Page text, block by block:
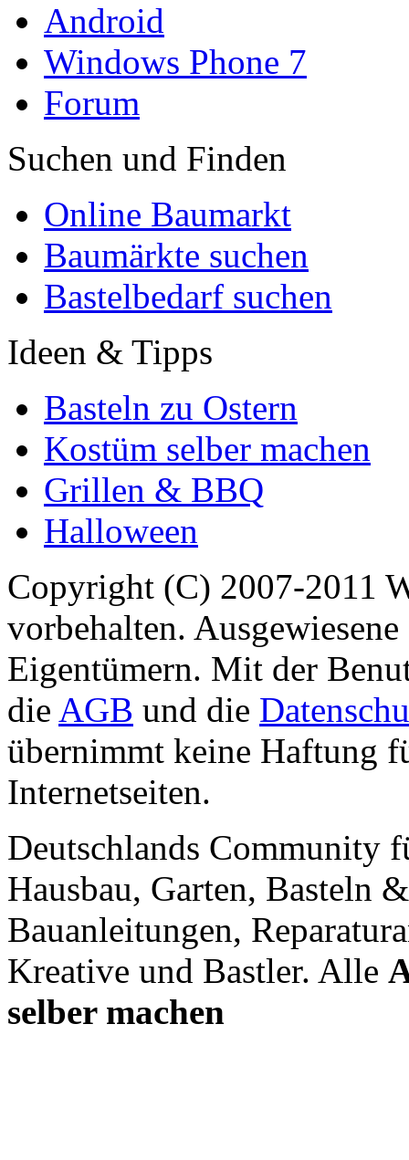
Android
Windows Phone 7
Forum
Suchen und Finden
Online Baumarkt
Baumärkte suchen
Bastelbedarf suchen
Ideen & Tipps
Basteln zu Ostern
Kostüm selber machen
Grillen & BBQ
Halloween
Copyright (C) 2007-2011
vorbehalten.
Eigentümern. Mit der
die AGB und die
übernimmt keine Haftung
Internetseiten.
Deutschlands Community
Hausbau, Garten, Basteln
Bauanleitungen,
Kreative und Bastler. Alle
selber machen